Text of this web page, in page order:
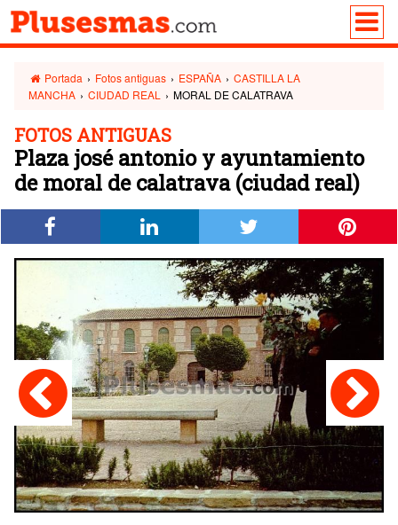
Portada › Fotos antiguas › ESPAÑA › CASTILLA LA
MANCHA › CIUDAD REAL › MORAL DE CALATRAVA
FOTOS ANTIGUAS
Plaza josé antonio y ayuntamiento
de moral de calatrava (ciudad real)